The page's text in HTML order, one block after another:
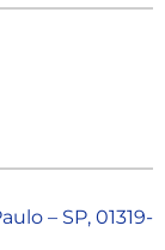
– SP, 01319-